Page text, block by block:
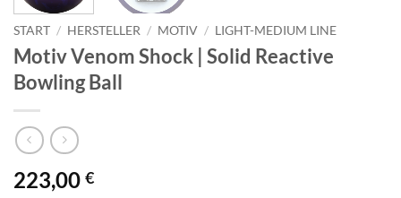
START / HERSTELLER / MOTIV / LIGHT-MEDIUM LINE
Motiv Venom Shock | Solid Reactive
Bowling Ball
223,00 €